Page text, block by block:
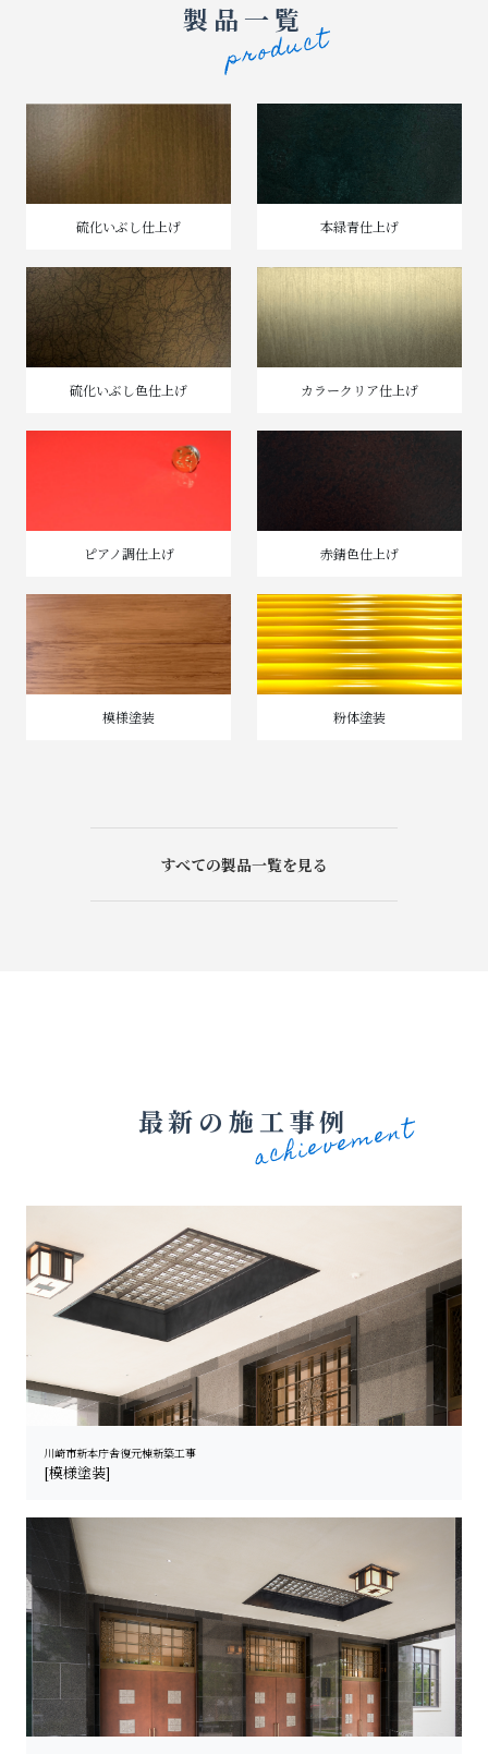
製品一覧
硫化いぶし仕上げ 本緑青仕上げ
硫化いぶし色仕上げ カラークリア仕上げ
ピアノ調仕上げ 赤錆色仕上げ
模様塗装 粉体塗装
すべての製品一覧を見る
最新の施工事例
川崎市新本庁舎復元棟新築工事
[模様塗装]